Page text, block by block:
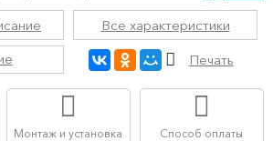
Все характеристики
Печать
Монтаж и установка
Способ оплаты